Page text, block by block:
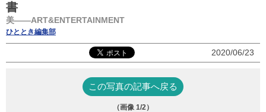
書
美――ART&ENTERTAINMENT
ひととき編集部
2020/06/23
この写真の記事へ戻る
（画像 1/2）